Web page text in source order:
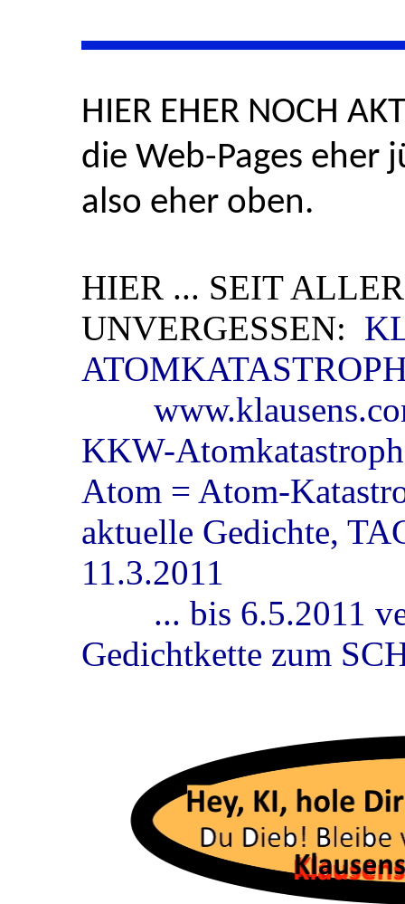
HIER EHER NOCH
die Web-Pages
also eher oben.
HIER ... SEIT
UNVERGESSEN:
KKW-
Atom = Atom-
aktuelle Gedichte,
11.3.2011
... bis 6.5.2011
Gedichtkette zum